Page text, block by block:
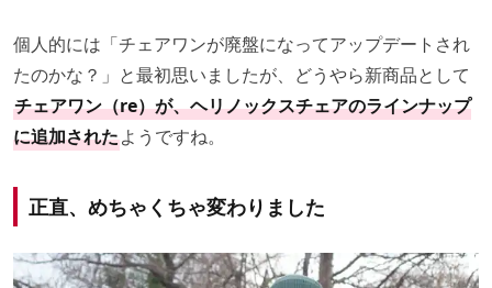
個人的には「チェアワンが廃盤になってアップデートされ
たのかな？」と最初思いましたが、どうやら新商品として
チェアワン（re）が、ヘリノックスチェアのラインナップ
に追加されたようですね。
正直、めちゃくちゃ変わりました